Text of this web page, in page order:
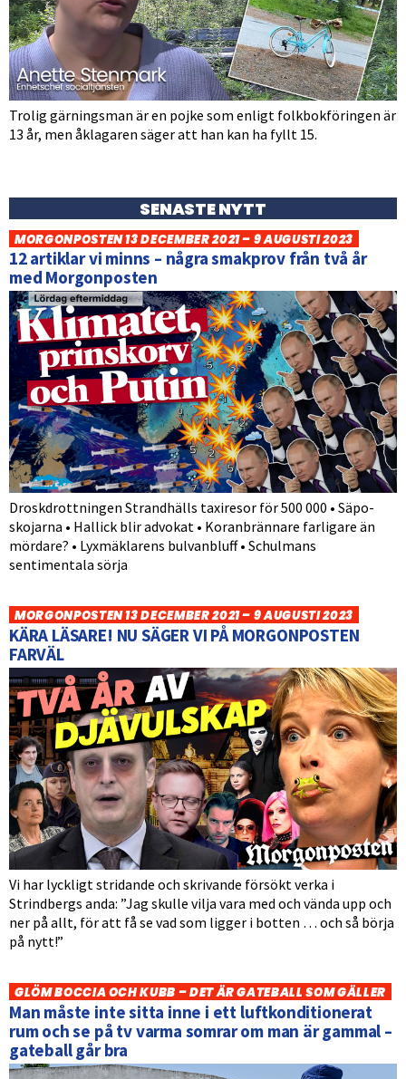
Trolig gärningsman är en pojke som enligt folkbokföringen är
13 år, men åklagaren säger att han kan ha fyllt 15.
SENASTE NYTT
MORGONPOSTEN 13 DECEMBER 2021 – 9 AUGUSTI 2023
12 artiklar vi minns – några smakprov från två år
med Morgonposten
Droskdrottningen Strandhälls taxiresor för 500 000 • Säpo-
skojarna • Hallick blir advokat • Koranbrännare farligare än
mördare? • Lyxmäklarens bulvanbluff • Schulmans
sentimentala sörja
MORGONPOSTEN 13 DECEMBER 2021 – 9 AUGUSTI 2023
KÄRA LÄSARE! NU SÄGER VI PÅ MORGONPOSTEN
FARVÄL
Vi har lyckligt stridande och skrivande försökt verka i
Strindbergs anda: ”Jag skulle vilja vara med och vända upp och
ner på allt, för att få se vad som ligger i botten … och så börja
på nytt!”
GLÖM BOCCIA OCH KUBB – DET ÄR GATEBALL SOM GÄLLER
Man måste inte sitta inne i ett luftkonditionerat
rum och se på tv varma somrar om man är gammal –
gateball går bra